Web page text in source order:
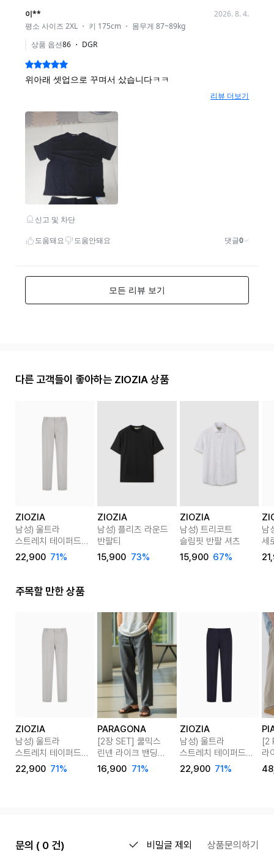
다른 고객들이 좋아하는 ZIOZIA 상품
ZIOZIA
남성) 울트라
스트레치 테이퍼드
핏 팬츠
22,900 71%
ZIOZIA
남성) 플리츠 라운드
반팔티
15,900 73%
ZIOZIA
남성) 트리코트
슬림핏 반팔 셔츠
15,900 67%
남
세
카
주목할 만한 상품
ZIOZIA
남성) 울트라
스트레치 테이퍼드
핏 팬츠
22,900 71%
PARAGONA
[2장 SET] 쿨믹스
린넨 라이크 밴딩
팬츠 M25LP102
16,900 71%
ZIOZIA
남성) 울트라
스트레치 테이퍼드
핏 팬츠
22,900 71%
[2
라
팬
문의 ( 0 건) 비밀글 제외 상품문의하기